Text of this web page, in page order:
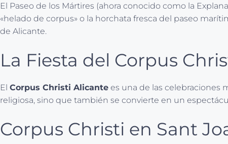
El Paseo de los Mártires (ahora conocido como la
«helado de corpus» o la horchata fresca del paseo
de Alicante.
La Fiesta del Corpus
El Corpus Christi Alicante es una de las celebraciones
religiosa, sino que también se convierte en un
Corpus Christi en Sant